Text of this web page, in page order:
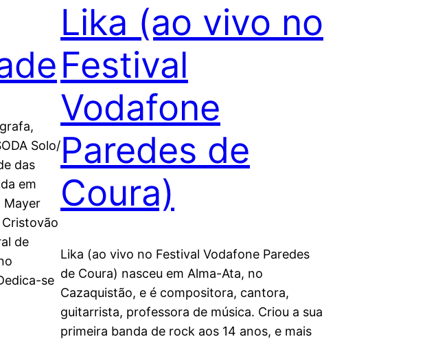
Solo/
das
em
Mayer
de
se
Lika (ao vivo no
Festival
Vodafone
Paredes de
Coura)
Lika (ao vivo no Festival Vodafone Paredes
de Coura) nasceu em Alma-Ata, no
Cazaquistão, e é compositora, cantora,
guitarrista, professora de música. Criou a sua
primeira banda de rock aos 14 anos, e mais